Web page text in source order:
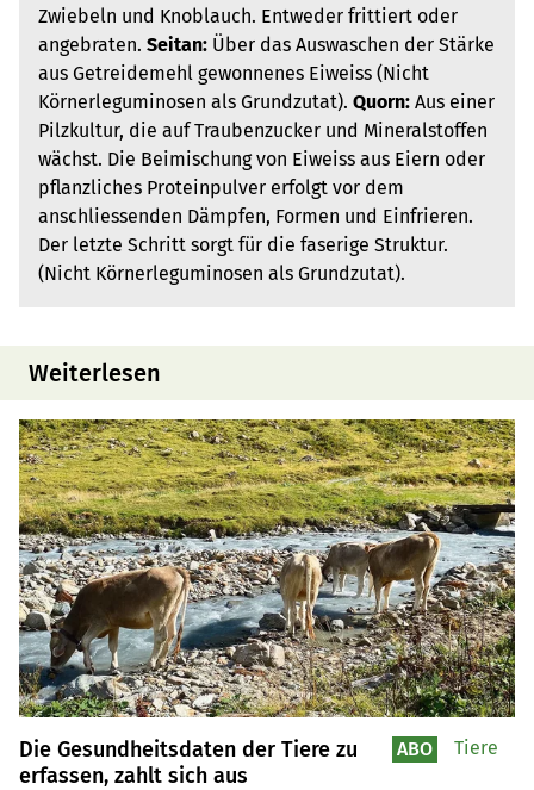
Zwiebeln und Knoblauch. Entweder frittiert oder
angebraten. Seitan: Über das Auswaschen der Stärke
aus Getreidemehl gewonnenes Eiweiss (Nicht
Körnerleguminosen als Grundzutat). Quorn: Aus einer
Pilzkultur, die auf Traubenzucker und Mineralstoffen
wächst. Die Beimischung von Eiweiss aus Eiern oder
pflanzliches Proteinpulver erfolgt vor dem
anschliessenden Dämpfen, Formen und Einfrieren.
Der letzte Schritt sorgt für die faserige Struktur.
(Nicht Körnerleguminosen als Grundzutat).
Weiterlesen
Die Gesundheitsdaten der Tiere zu
erfassen, zahlt sich aus
ABO Tiere